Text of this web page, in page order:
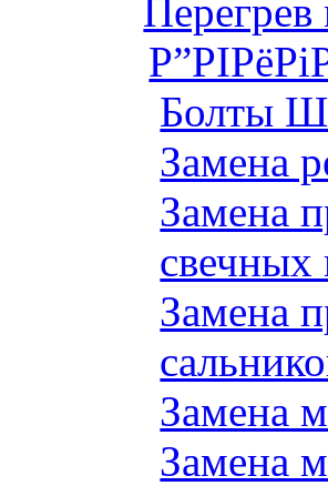
Болты
Замена
Замена
свечных
Замена
Замена
Замена